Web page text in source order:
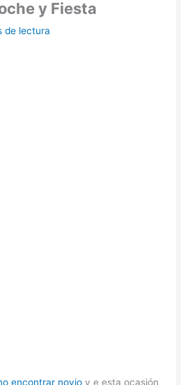
y Fiesta
de lectura
encontrar novio y e esta ocasión